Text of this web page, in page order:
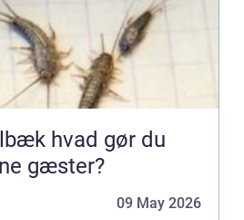
gør du
gæster?
09 May 2026